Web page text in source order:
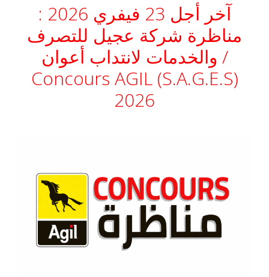
آخر أجل 23 فيفري 2026 :
مناظرة شركة عجيل للتصرف
والخدمات لانتداب أعوان /
Concours AGIL (S.A.G.E.S)
2026